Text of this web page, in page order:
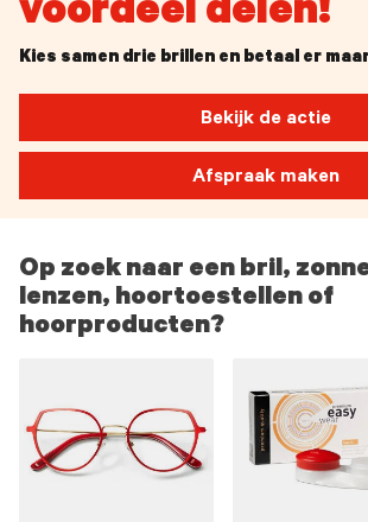
voordeel delen!
Kies samen drie brillen en betaal er
Bekijk de actie
Afspraak maken
Op zoek naar een bril,
lenzen, hoortoestellen of
hoorproducten?